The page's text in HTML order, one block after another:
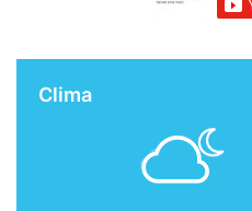
Clima